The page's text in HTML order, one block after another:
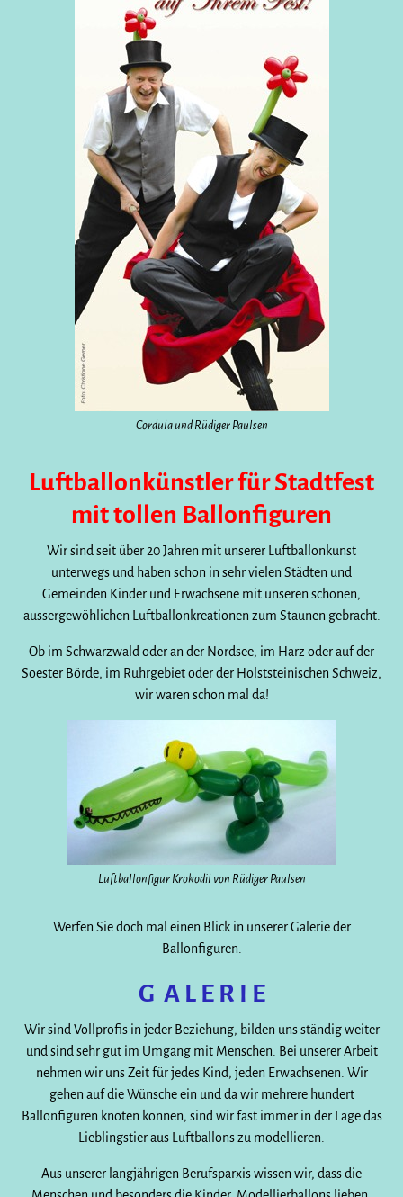
Cordula und Rüdiger Paulsen
Luftballonkünstler für Stadtfest
mit tollen Ballonfiguren
Wir sind seit über 20 Jahren mit unserer Luftballonkunst
unterwegs und haben schon in sehr vielen Städten und
Gemeinden Kinder und Erwachsene mit unseren schönen,
aussergewöhlichen Luftballonkreationen zum Staunen gebracht.
Ob im Schwarzwald oder an der Nordsee, im Harz oder auf der
Soester Börde, im Ruhrgebiet oder der Holststeinischen Schweiz,
wir waren schon mal da!
Luftballonfigur Krokodil von Rüdiger Paulsen
Werfen Sie doch mal einen Blick in unserer Galerie der
Ballonfiguren.
G A L E R I E
Wir sind Vollprofis in jeder Beziehung, bilden uns ständig weiter
und sind sehr gut im Umgang mit Menschen. Bei unserer Arbeit
nehmen wir uns Zeit für jedes Kind, jeden Erwachsenen. Wir
gehen auf die Wünsche ein und da wir mehrere hundert
Ballonfiguren knoten können, sind wir fast immer in der Lage das
Lieblingstier aus Luftballons zu modellieren.
Aus unserer langjährigen Berufsparxis wissen wir, dass die